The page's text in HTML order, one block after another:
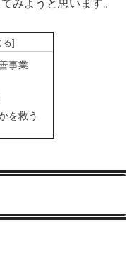
みようと思います。
事業
を救う